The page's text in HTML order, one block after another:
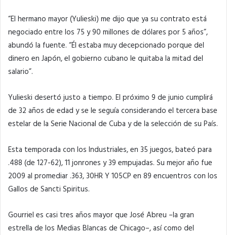
“El hermano mayor (Yulieski) me dijo que ya su contrato está
negociado entre los 75 y 90 millones de dólares por 5 años”,
abundó la fuente. “Él estaba muy decepcionado porque del
dinero en Japón, el gobierno cubano le quitaba la mitad del
salario”.
Yulieski desertó justo a tiempo. El próximo 9 de junio cumplirá
de 32 años de edad y se le seguía considerando el tercera base
estelar de la Serie Nacional de Cuba y de la selección de su País.
Esta temporada con los Industriales, en 35 juegos, bateó para
.488 (de 127-62), 11 jonrones y 39 empujadas. Su mejor año fue
2009 al promediar .363, 30HR Y 105CP en 89 encuentros con los
Gallos de Sancti Spiritus.
Gourriel es casi tres años mayor que José Abreu –la gran
estrella de los Medias Blancas de Chicago–, así como del